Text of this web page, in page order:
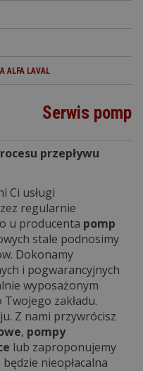
ALFA LAVAL
Serwis pomp
przepływu
Ci usługi
regularnie
u producenta pomp
stale podnosimy
Dokonamy
i pogwarancyjnych
wyposażonym
zakładu.
Z nami przywrócisz
, pompy
lub zaproponujemy
nieopłacalna